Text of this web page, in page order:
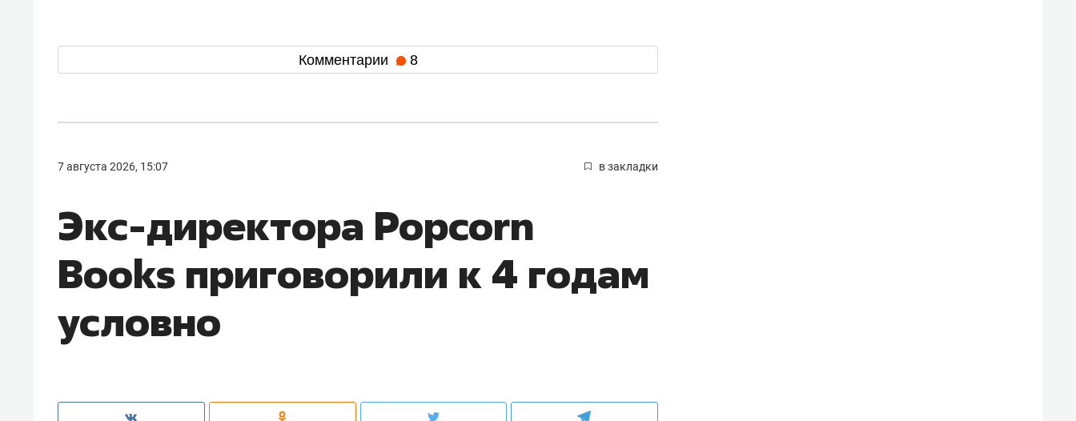
Комментарии 8
7 августа 2026, 15:07 в закладки
Экс-директора Popcorn
Books приговорили к 4 годам
условно